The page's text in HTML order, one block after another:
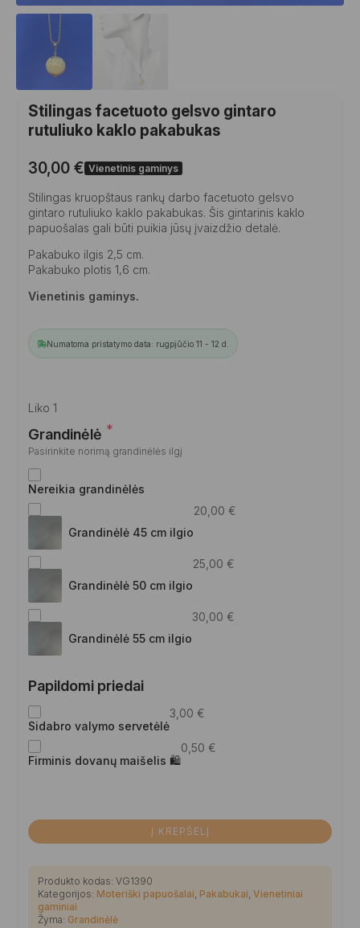
Stilingas facetuoto gelsvo gintaro
rutuliuko kaklo pakabukas
30,00 € Vienetinis gaminys
Stilingas kruopštaus rankų darbo facetuoto gelsvo
gintaro rutuliuko kaklo pakabukas. Šis gintarinis kaklo
papuošalas gali būti puikia jūsų įvaizdžio detalė.
Pakabuko ilgis 2,5 cm.
Pakabuko plotis 1,6 cm.
Vienetinis gaminys.
Numatoma pristatymo data: rugpjūčio 11 - 12 d.
Liko 1
Grandinėlė *
Pasirinkite norimą grandinėlės ilgį
Nereikia grandinėlės
Grandinėlė 45 cm ilgio
20,00 €
Grandinėlė 50 cm ilgio
25,00 €
Grandinėlė 55 cm ilgio
30,00 €
Papildomi priedai
Sidabro valymo servetėlė
3,00 €
Firminis dovanų maišelis 🛍
0,50 €
Į KREPŠELĮ
Produkto kodas: VG1390
Kategorijos: Moteriški papuošalai Pakabukai Vienetiniai
gaminiai
Žyma: Grandinėlė